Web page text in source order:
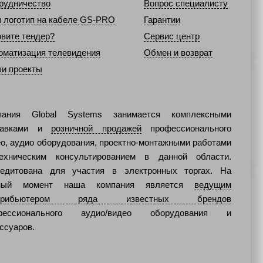
на кабеле GS-PRO
тендер?
телевидения
проекты
Вопрос специалисту
Гарантии
Сервис центр
Обмен и возврат
Global Systems занимается комплексными
и розничной продажейпрофессионального
аудио оборудования, проектно-монтажными работами
консультированием в данной области.
для участия в электронных торгах. На
момент наша компания является ведущим
ряда известных брендов
аудио/видео оборудования и